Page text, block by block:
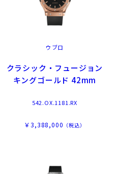
ウブロ
クラシック・フュージョン
キングゴールド 42mm
542.OX.1181.RX
￥3,388,000 （税込）